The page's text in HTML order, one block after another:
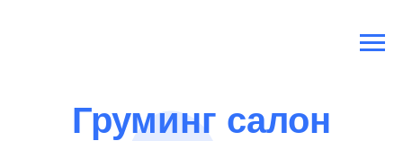
Груминг салон